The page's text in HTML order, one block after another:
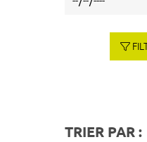
TRIER PAR :